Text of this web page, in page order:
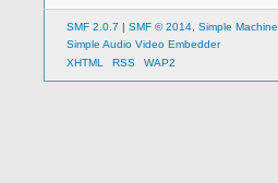
SMF 2.0.7 | SMF © 2014 Simple
Simple Audio Video Embedder
XHTML
RSS WAP2